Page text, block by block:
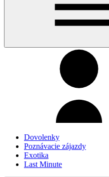
Dovolenky
Poznávacie zájazdy
Exotika
Last Minute